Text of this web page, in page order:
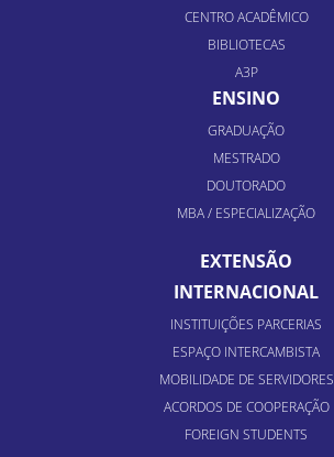
CENTRO ACADÊMICO
BIBLIOTECAS
A3P
ENSINO
GRADUAÇÃO
MESTRADO
DOUTORADO
MBA / ESPECIALIZAÇÃO
EXTENSÃO
INTERNACIONAL
INSTITUIÇÕES PARCERIAS
ESPAÇO INTERCAMBISTA
MOBILIDADE DE SERVIDORES
ACORDOS DE COOPERAÇÃO
FOREIGN STUDENTS